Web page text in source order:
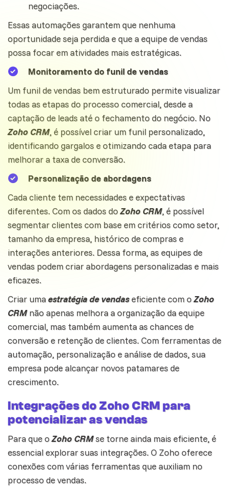
negociações.
Essas automações garantem que nenhuma
oportunidade seja perdida e que a equipe de vendas
possa focar em atividades mais estratégicas.
Monitoramento do funil de vendas
Um funil de vendas bem estruturado permite visualizar
todas as etapas do processo comercial, desde a
captação de leads até o fechamento do negócio. No
Zoho CRM, é possível criar um funil personalizado,
identificando gargalos e otimizando cada etapa para
melhorar a taxa de conversão.
Personalização de abordagens
Cada cliente tem necessidades e expectativas
diferentes. Com os dados doZoho CRM, é possível
segmentar clientes com base em critérios como setor,
tamanho da empresa, histórico de compras e
interações anteriores. Dessa forma, as equipes de
vendas podem criar abordagens personalizadas e mais
eficazes.
Criar umaestratégia de vendaseficiente com oZoho
CRMnão apenas melhora a organização da equipe
comercial, mas também aumenta as chances de
conversão e retenção de clientes. Com ferramentas de
automação, personalização e análise de dados, sua
empresa pode alcançar novos patamares de
crescimento.
Integrações do Zoho CRM para
potencializar as vendas
Para que oZoho CRMse torne ainda mais eficiente, é
essencial explorar suas integrações. O Zoho oferece
conexões com várias ferramentas que auxiliam no
processo de vendas.